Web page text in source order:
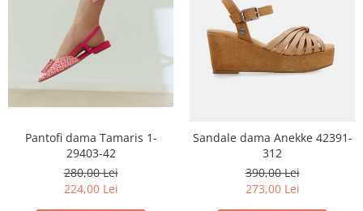
Pantofi dama Tamaris 1-
29403-42
280,00 Lei
224,00 Lei
Sandale dama Anekke 42391-
312
390,00 Lei
273,00 Lei